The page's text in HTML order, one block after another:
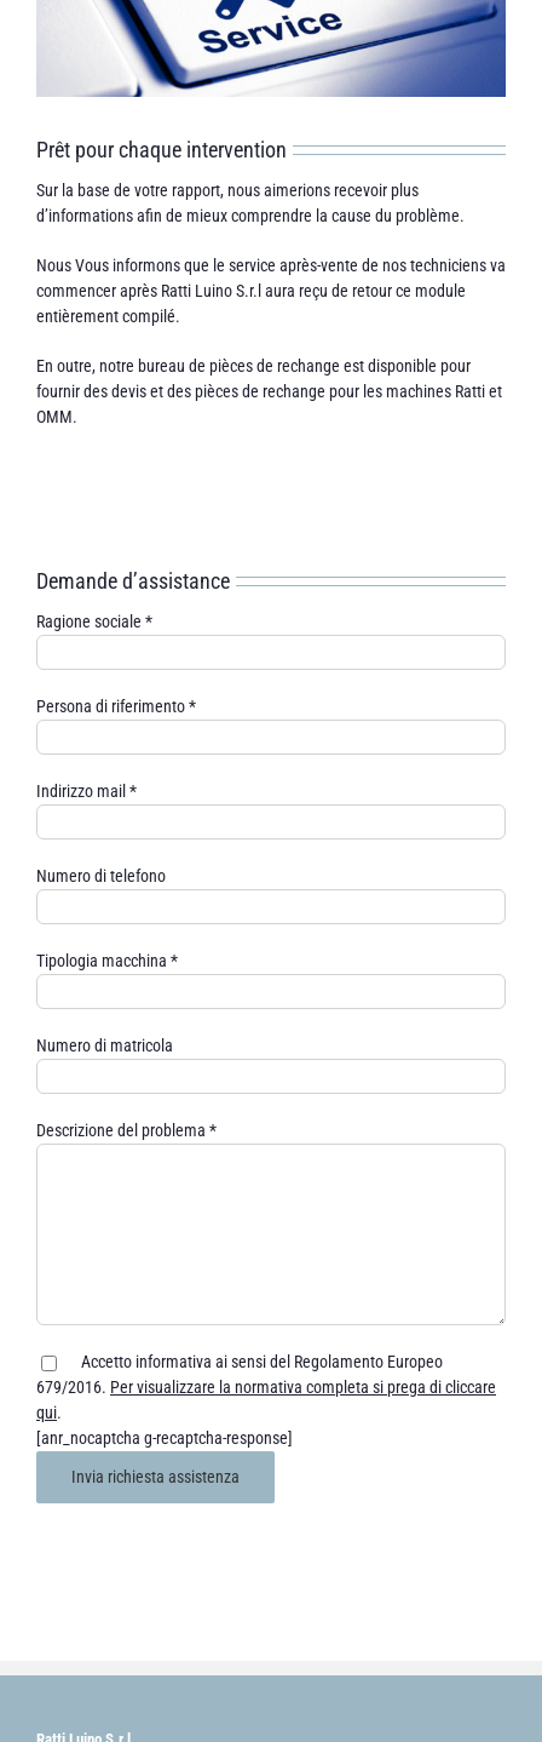
Prêt pour chaque intervention
Sur la base de votre rapport, nous aimerions recevoir plus
d’informations afin de mieux comprendre la cause du problème.
Nous Vous informons que le service après-vente de nos techniciens va
commencer après Ratti Luino S.r.l aura reçu de retour ce module
entièrement compilé.
En outre, notre bureau de pièces de rechange est disponible pour
fournir des devis et des pièces de rechange pour les machines Ratti et
OMM.
Demande d’assistance
Ragione sociale *
Persona di riferimento *
Indirizzo mail *
Numero di telefono
Tipologia macchina *
Numero di matricola
Descrizione del problema *
Accetto informativa ai sensi del Regolamento Europeo
679/2016. Per visualizzare la normativa completa si prega di cliccare
qui.
[anr_nocaptcha g-recaptcha-response]